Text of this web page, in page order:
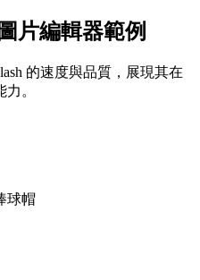
片編輯器範例
的速度與品質，展現其在
。
球帽